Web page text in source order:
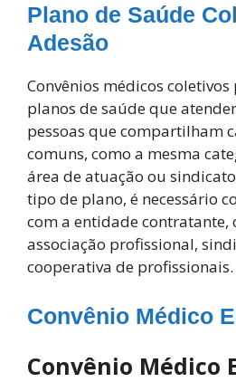
Plano de Saúde
Adesão
Convênios médicos coletivos
planos de saúde que
pessoas que compartilham
comuns, como a mesma
área de atuação ou
tipo de plano, é necessário
com a entidade contratante,
associação profissional,
cooperativa de profissionais.
Convênio Médico
Convênio Médico